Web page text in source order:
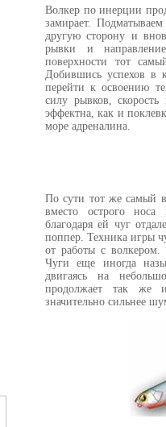
Волкер по инерции
замирает.
другую сторону и
рывки и
поверхности тот
Добившись успехов в
перейти к освоению
силу рывков,
эффектна, как и
море адреналина.
По сути тот же самый
вместо острого носа
благодаря ей чуг
поппер. Техника игры
от работы с волкером.
Чуги еще иногда
двигаясь на
продолжает так же
значительно сильнее